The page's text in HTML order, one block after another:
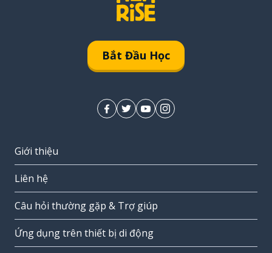
Bắt Đầu Học
Giới thiệu
Liên hệ
Câu hỏi thường gặp & Trợ giúp
Ứng dụng trên thiết bị di động